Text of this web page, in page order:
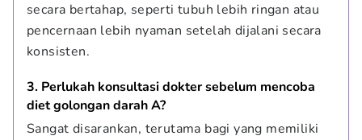
secara bertahap, seperti tubuh lebih ringan atau
pencernaan lebih nyaman setelah dijalani secara
konsisten.
3. Perlukah konsultasi dokter sebelum mencoba
diet golongan darah A?
Sangat disarankan, terutama bagi yang memiliki